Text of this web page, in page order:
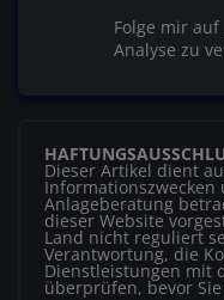
Folge mir
Analyse zu
Dieser Artikel dient
Anlageberatung
dieser Website
Land nicht reguliert
Verantwortung, die
Dienstleistungen mit
überprüfen, bevor